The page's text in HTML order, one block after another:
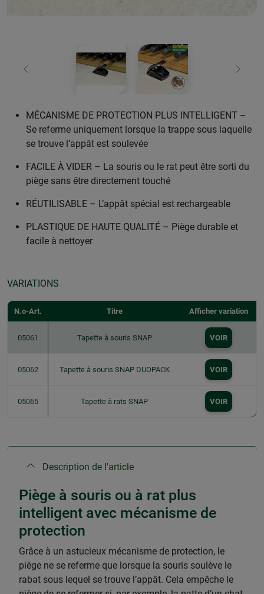
retour
MÉCANISME DE PROTECTION PLUS INTELLIGENT –
Se referme uniquement lorsque la trappe sous laquelle
se trouve l’appât est soulevée
FACILE À VIDER – La souris ou le rat peut être sorti du
piège sans être directement touché
RÉUTILISABLE – L’appât spécial est rechargeable
PLASTIQUE DE HAUTE QUALITÉ – Piège durable et
facile à nettoyer
VARIATIONS
N.o-Art. Titre Afficher variation
05061 Tapette à souris SNAP VOIR
05062 Tapette à souris SNAP DUOPACK VOIR
05065 Tapette à rats SNAP VOIR
Description de l'article
Piège à souris ou à rat plus
intelligent avec mécanisme de
protection
Grâce à un astucieux mécanisme de protection, le
piège ne se referme que lorsque la souris soulève le
rabat sous lequel se trouve l’appât. Cela empêche le